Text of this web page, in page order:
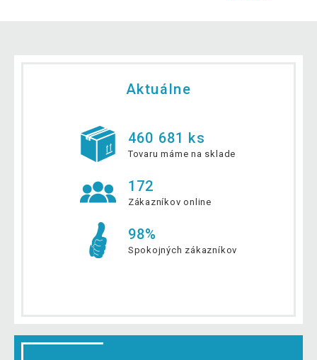
Aktuálne
460 681 ks
Tovaru máme na sklade
172
Zákazníkov online
98%
Spokojných zákazníkov